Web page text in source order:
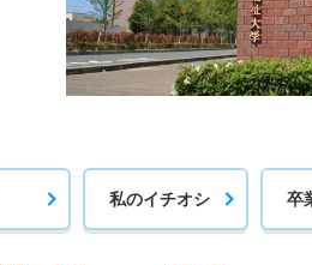
私のイチオシ 卒